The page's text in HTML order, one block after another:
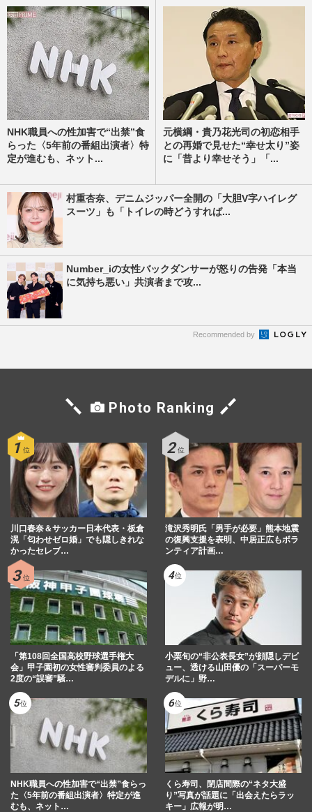
NHK職員への性加害で“出禁”食
らった〈5年前の番組出演者〉特
定が進むも、ネット...
元横綱・貴乃花光司の初恋相手
との再婚で見せた“幸せ太り”姿
に「昔より幸せそう」「...
村重杏奈、デニムジッパー全開の「大胆V字ハイレグ
スーツ」も「トイレの時どうすれば...
Number_iの女性バックダンサーが怒りの告発「本当
に気持ち悪い」共演者まで攻...
Recommended by
Photo Ranking
川口春奈＆サッカー日本代表・板倉
滉「匂わせゼロ婚」でも隠しきれな
かったセレブ…
滝沢秀明氏「男手が必要」熊本地震
の復興支援を表明、中居正広もボラ
ンティア計画…
「第108回全国高校野球選手権大
会」甲子園初の女性審判委員のよる
2度の“誤審”騒…
小栗旬の“非公表長女”が顔隠しデビ
ュー、透ける山田優の「スーパーモ
デルに」野…
NHK職員への性加害で“出禁”食らっ
た〈5年前の番組出演者〉特定が進
むも、ネット…
くら寿司、閉店間際の“ネタ大盛
り”写真が話題に「出会えたらラッ
キー」広報が明…